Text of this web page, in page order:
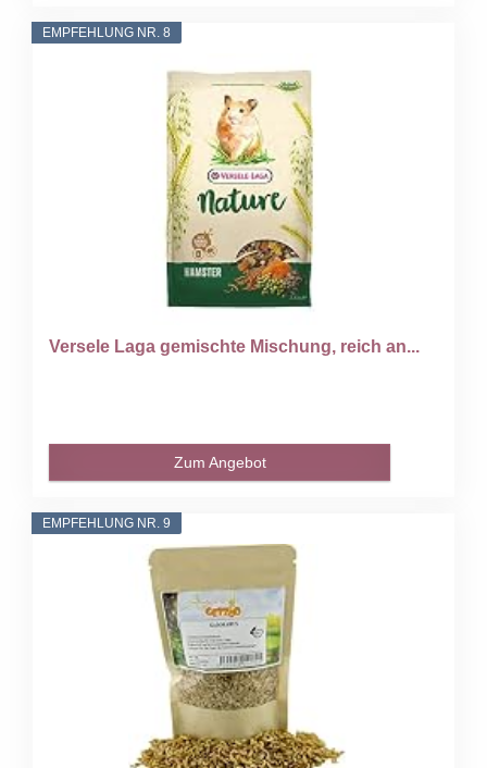
EMPFEHLUNG NR. 8
Versele Laga gemischte Mischung, reich an...
Zum Angebot
EMPFEHLUNG NR. 9